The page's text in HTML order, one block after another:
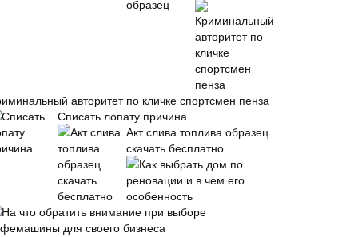
авторитет по кличке спортсмен пенза
Списать лопату причина
Акт слива топлива образец
скачать бесплатно
Как выбрать дом по
реновации и в чем его
особенность
На что обратить внимание при выборе
для своего бизнеса